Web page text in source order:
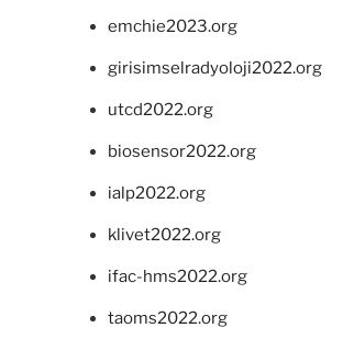
emchie2023.org
girisimselradyoloji2022.org
utcd2022.org
biosensor2022.org
ialp2022.org
klivet2022.org
ifac-hms2022.org
taoms2022.org